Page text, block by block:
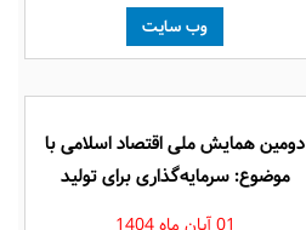
وب سایت
دومین همایش ملی اقتصاد اسلامی با
موضوع: سرمایه‌گذاری برای تولید
01 آبان ماه 1404